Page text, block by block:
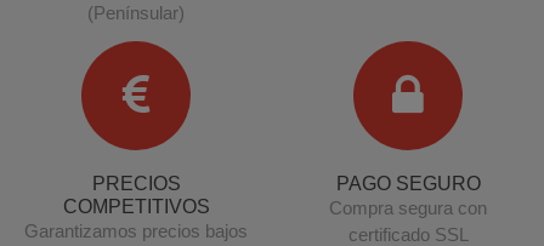
(Penínsular)
PRECIOS
COMPETITIVOS
Garantizamos precios bajos
PAGO SEGURO
Compra segura con
certificado SSL